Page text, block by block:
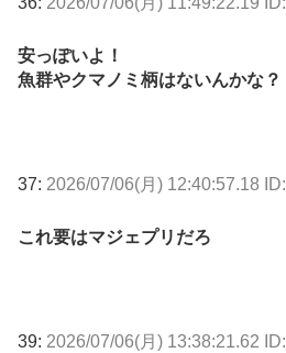
安っぽいよ！
魚群やクマノミ柄はないんかな？
37: 2026/07/06(月) 12:40:57.18
これ要はマジェプリだろ
39: 2026/07/06(月) 13:38:21.62